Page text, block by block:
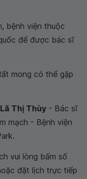
bệnh viện thuộc
để được bác sĩ
mong có thể gặp
Thị Thùy - Bác sĩ
mạch - Bệnh viện
vui lòng bấm số
đặt lịch trực tiếp